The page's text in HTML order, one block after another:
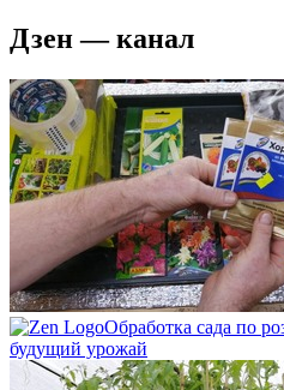
Дзен — канал
Обработка сада по
будущий урожай